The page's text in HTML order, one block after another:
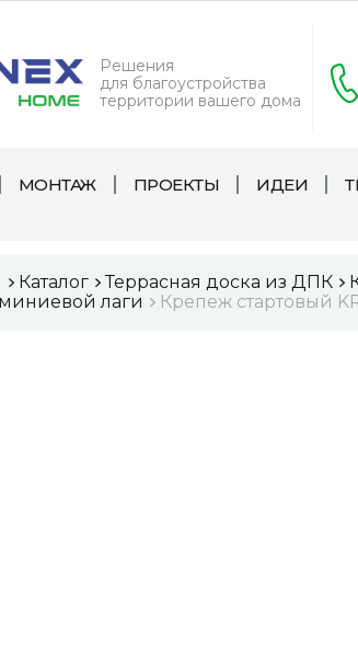
Решения
для благоустройства
территории вашего дома
МОНТАЖ ПРОЕКТЫ ИДЕИ
Каталог Террасная доска из ДПК
лаги
Крепеж стартовый